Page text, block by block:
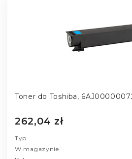
Toner do Toshiba,
262,04 zł
Typ
W magazynie